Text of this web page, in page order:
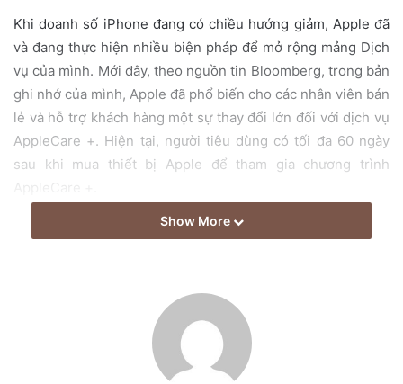
Khi doanh số iPhone đang có chiều hướng giảm, Apple đã
và đang thực hiện nhiều biện pháp để mở rộng mảng Dịch
vụ của mình. Mới đây, theo nguồn tin Bloomberg, trong bản
ghi nhớ của mình, Apple đã phổ biến cho các nhân viên bán
lẻ và hỗ trợ khách hàng một sự thay đổi lớn đối với dịch vụ
AppleCare +. Hiện tại, người tiêu dùng có tối đa 60 ngày
sau khi mua thiết bị Apple để tham gia chương trình
AppleCare +.
để bảo vệ thiết bị của họ và có quyền truy cập vào tất cả
các tiện ích của AppleCare +.”
Show More